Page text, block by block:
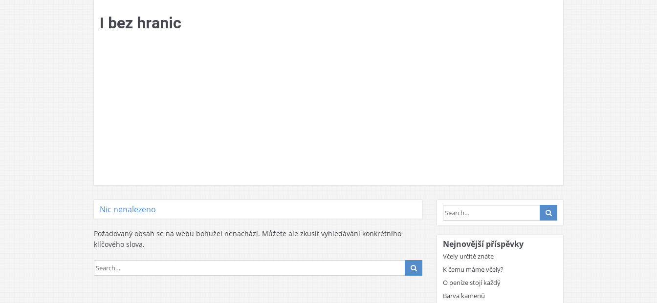
obsahu
I bez hranic
Nic nenalezeno
Požadovaný obsah se na webu bohužel nenachází. Můžete ale zkusit vyhledávání konkrétního
klíčového slova.
Nejnovější příspěvky
Včely určitě znáte
K čemu máme včely?
O peníze stojí každý
Barva kamenů